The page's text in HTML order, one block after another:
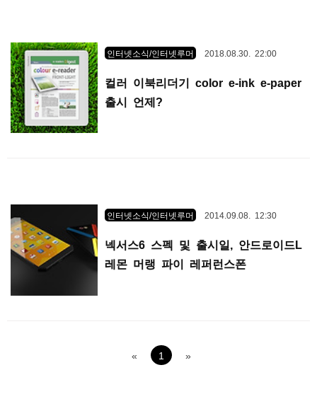
인터넷소식/인터넷루머 2018.08.30. 22:00
컬러 이북리더기 color e-ink e-paper
출시 언제?
인터넷소식/인터넷루머 2014.09.08. 12:30
넥서스6 스펙 및 출시일, 안드로이드L
레몬 머랭 파이 레퍼런스폰
« 1 »